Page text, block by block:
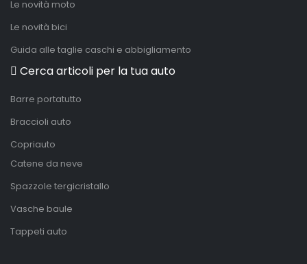
Le novità moto
Le novità bici
Guida alle taglie caschi e abbigliamento
Cerca articoli per la tua auto
Barre portatutto
Braccioli auto
Copriauto
Catene da neve
Spazzole tergicristallo
Vasche baule
Tappeti auto